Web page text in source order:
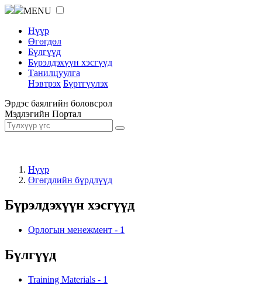
MENU
Нүүр
Өгөгдөл
Бүлгүүд
Бүрэлдэхүүн хэсгүүд
Танилцуулга
Нэвтрэх Бүртгүүлэх
Эрдэс баялгийн боловсрол
Мэдлэгийн Портал
Нүүр
Өгөгдлийн бүрдлүүд
Бүрэлдэхүүн хэсгүүд
Орлогын менежмент - 1
Бүлгүүд
Training Materials - 1